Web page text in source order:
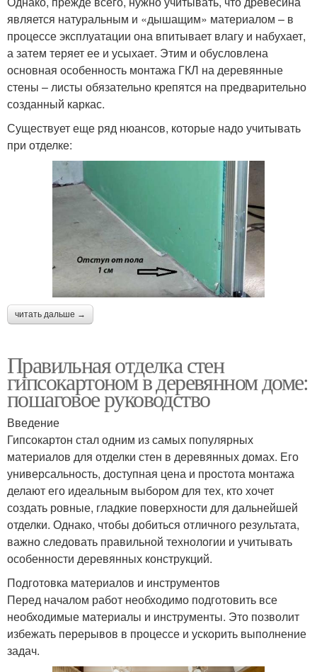
является натуральным и «дышащим» материалом – в
процессе эксплуатации она впитывает влагу и набухает,
а затем теряет ее и усыхает. Этим и обусловлена
основная особенность монтажа ГКЛ на деревянные
стены – листы обязательно крепятся на предварительно
созданный каркас.
Существует еще ряд нюансов, которые надо учитывать
при отделке:
читать дальше →
Правильная отделка стен
гипсокартоном в деревянном доме:
пошаговое руководство
Введение
Гипсокартон стал одним из самых популярных
материалов для отделки стен в деревянных домах. Его
универсальность, доступная цена и простота монтажа
делают его идеальным выбором для тех, кто хочет
создать ровные, гладкие поверхности для дальнейшей
отделки. Однако, чтобы добиться отличного результата,
важно следовать правильной технологии и учитывать
особенности деревянных конструкций.
Подготовка материалов и инструментов
Перед началом работ необходимо подготовить все
необходимые материалы и инструменты. Это позволит
избежать перерывов в процессе и ускорить выполнение
задач.